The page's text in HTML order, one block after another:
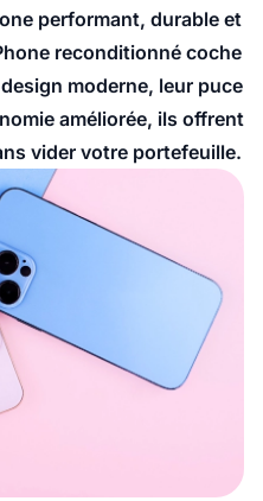
performant, durable et
reconditionné coche
moderne, leur puce
améliorée, ils offrent
vider votre portefeuille.